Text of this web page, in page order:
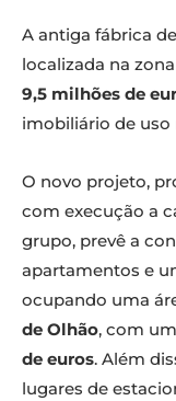
A antiga fábrica
localizada na
9,5 milhões de
imobiliário de uso
O novo projeto,
com execução a
grupo, prevê a
apartamentos e
ocupando uma
de Olhão, com
de euros. Além
lugares de